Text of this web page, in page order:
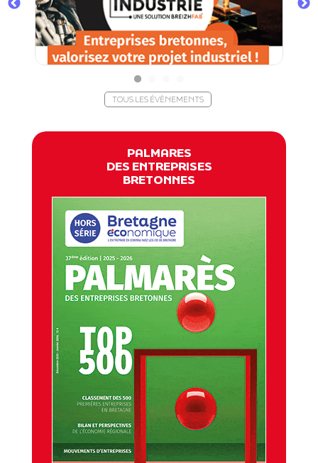
TOUS LES ÉVÈNEMENTS
PALMARES
DES ENTREPRISES
BRETONNES